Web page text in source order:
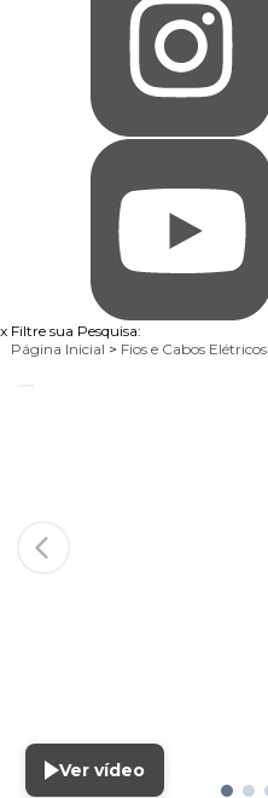
x Filtre sua Pesquisa:
Página Inicial > Fios e Cabos Elétricos
Ver vídeo